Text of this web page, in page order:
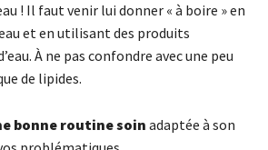
! Il faut venir lui donner « à boire » en
et en utilisant des produits
À ne pas confondre avec une peu
de lipides.
bonne routine soin adaptée à son